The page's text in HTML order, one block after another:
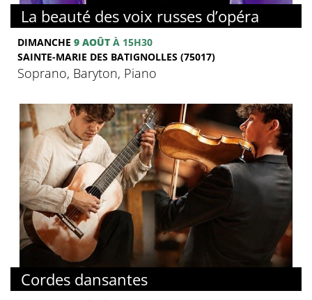
La beauté des voix russes d’opéra
DIMANCHE 9 AOÛT À 15H30
SAINTE-MARIE DES BATIGNOLLES (75017)
Soprano, Baryton, Piano
Cordes dansantes